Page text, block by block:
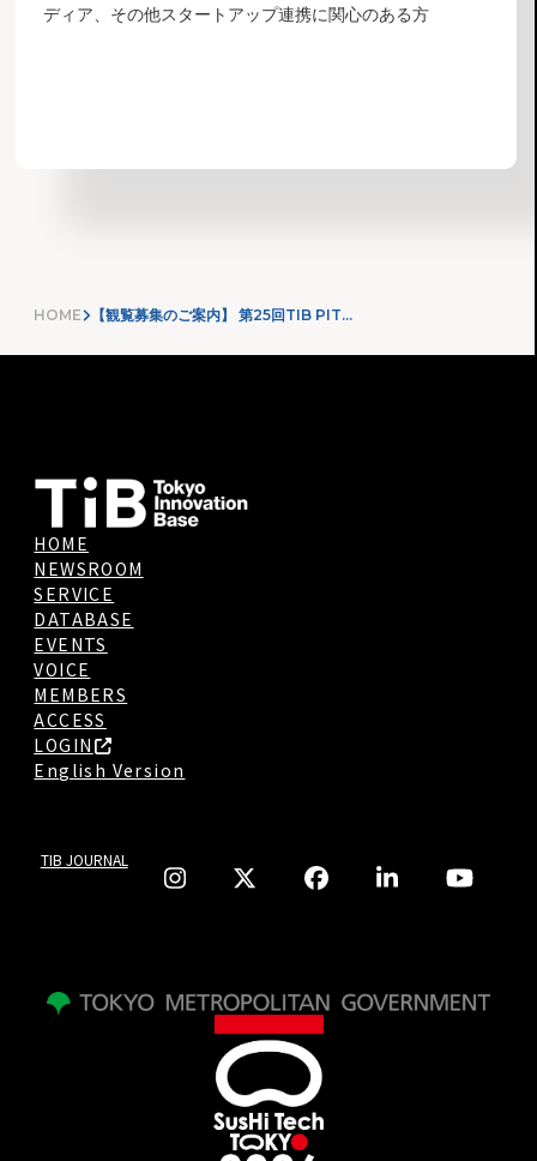
ディア、その他スタートアップ連携に関心のある方
HOME 【観覧募集のご案内】 第25回TIB PITCH（SHOPコース/TIB SHOP海外出店コース）登壇スタートアップ・審査員決定！
HOME
NEWSROOM
SERVICE
DATABASE
EVENTS
VOICE
MEMBERS
ACCESS
LOGIN
English Version
TIB JOURNAL